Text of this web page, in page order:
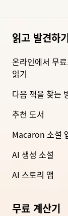
읽고 발견하
온라인에서 무
읽기
다음 책을 찾는
추천 도서
Macaron 소설
AI 생성 소설
AI 스토리 앱
무료 계산기